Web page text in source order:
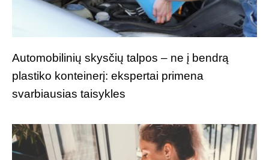
Automobilinių skysčių talpos – ne į bendrą
plastiko konteinerį: ekspertai primena
svarbiausias taisykles